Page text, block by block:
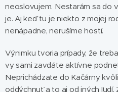
neoslovujem. Nestarám sa do
je. Aj keď tu je niekto z mojej
nenápadne, nerušíme hostí.
Výnimku tvoria prípady, že
vy sami zavdáte aktívne
Neprichádzate do Kačárny
oddýchnuť a to aj od iných